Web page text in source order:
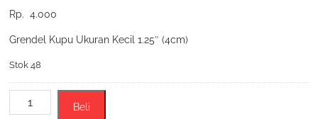
Rp. 4.000
Grendel Kupu Ukuran Kecil 1.25″ (4cm)
Stok 48
Grendel
Beli